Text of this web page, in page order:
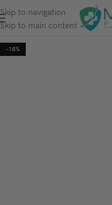
Skip to navigation
Skip to main content
-18%